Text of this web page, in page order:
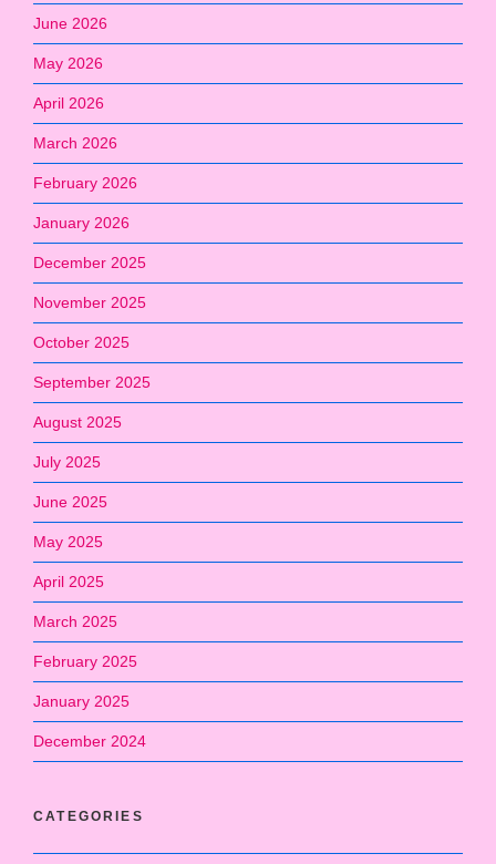
June 2026
May 2026
April 2026
March 2026
February 2026
January 2026
December 2025
November 2025
October 2025
September 2025
August 2025
July 2025
June 2025
May 2025
April 2025
March 2025
February 2025
January 2025
December 2024
CATEGORIES